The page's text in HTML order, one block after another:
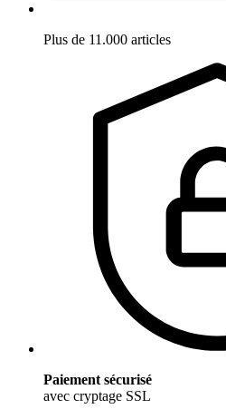
Plus de 11.000 articles
Paiement sécurisé
avec cryptage SSL